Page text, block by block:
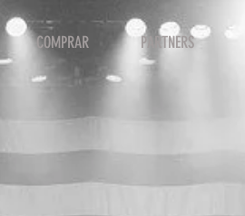
COMPRAR PARTNERS